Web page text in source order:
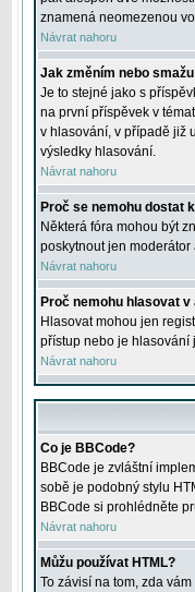
znamená neomezenou
Návrat nahoru
Jak změním nebo
Je to stejné jako s
na první příspěvek v
v hlasování, v případě již
výsledky hlasování.
Návrat nahoru
Proč se nemohu dostat
Některá fóra mohou být
poskytnout jen moderátor
Návrat nahoru
Proč nemohu hlasovat v
Hlasovat mohou jen
přístup nebo je hlasování
Návrat nahoru
Co je BBCode?
BBCode je zvláštní
sobě je podobný stylu
BBCode si prohlédněte
Návrat nahoru
Můžu používat HTML?
To závisí na tom, zda